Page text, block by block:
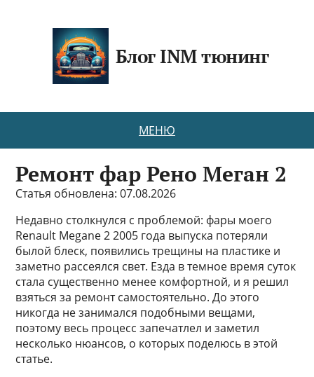
Блог INM тюнинг
МЕНЮ
Ремонт фар Рено Меган 2
Статья обновлена: 07.08.2026
Недавно столкнулся с проблемой: фары моего
Renault Megane 2 2005 года выпуска потеряли
былой блеск, появились трещины на пластике и
заметно рассеялся свет. Езда в темное время суток
стала существенно менее комфортной, и я решил
взяться за ремонт самостоятельно. До этого
никогда не занимался подобными вещами,
поэтому весь процесс запечатлел и заметил
несколько нюансов, о которых поделюсь в этой
статье.